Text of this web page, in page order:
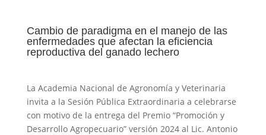
Cambio de paradigma en el manejo de las
enfermedades que afectan la eficiencia
reproductiva del ganado lechero
La Academia Nacional de Agronomía y Veterinaria
invita a la Sesión Pública Extraordinaria a celebrarse
con motivo de la entrega del Premio “Promoción y
Desarrollo Agropecuario” versión 2024 al Lic. Antonio